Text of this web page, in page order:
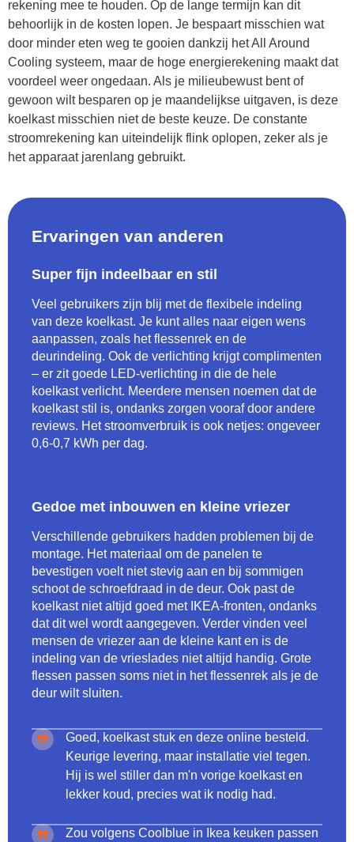
rekening mee te houden. Op de lange termijn kan dit
behoorlijk in de kosten lopen. Je bespaart misschien wat
door minder eten weg te gooien dankzij het All Around
Cooling systeem, maar de hoge energierekening maakt dat
voordeel weer ongedaan. Als je milieubewust bent of
gewoon wilt besparen op je maandelijkse uitgaven, is deze
koelkast misschien niet de beste keuze. De constante
stroomrekening kan uiteindelijk flink oplopen, zeker als je
het apparaat jarenlang gebruikt.
Ervaringen van anderen
Super fijn indeelbaar en stil
Veel gebruikers zijn blij met de flexibele indeling
van deze koelkast. Je kunt alles naar eigen wens
aanpassen, zoals het flessenrek en de
deurindeling. Ook de verlichting krijgt complimenten
– er zit goede LED-verlichting in die de hele
koelkast verlicht. Meerdere mensen noemen dat de
koelkast stil is, ondanks zorgen vooraf door andere
reviews. Het stroomverbruik is ook netjes: ongeveer
0,6-0,7 kWh per dag.
Gedoe met inbouwen en kleine vriezer
Verschillende gebruikers hadden problemen bij de
montage. Het materiaal om de panelen te
bevestigen voelt niet stevig aan en bij sommigen
schoot de schroefdraad in de deur. Ook past de
koelkast niet altijd goed met IKEA-fronten, ondanks
dat dit wel wordt aangegeven. Verder vinden veel
mensen de vriezer aan de kleine kant en is de
indeling van de vrieslades niet altijd handig. Grote
flessen passen soms niet in het flessenrek als je de
deur wilt sluiten.
Goed, koelkast stuk en deze online besteld.
Keurige levering, maar installatie viel tegen.
Hij is wel stiller dan m'n vorige koelkast en
lekker koud, precies wat ik nodig had.
Zou volgens Coolblue in Ikea keuken passen